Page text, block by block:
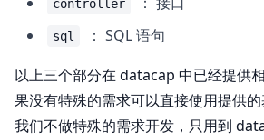
controller
sql
： SQL 语句
以上三个部分在 datacap 中已经提供
果没有特殊的需求可以直接使用提供
我们不做特殊的需求开发，只用到